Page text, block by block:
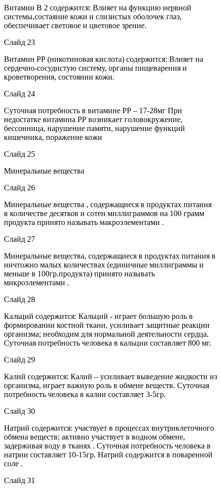
Витамин В 2 содержится: Влияет на функцию нервной
системы,состаяние кожи и слизистых оболочек глаз,
обеспечивает световое и цветовое зрение.
Слайд 23
Витамин РР (никотиновая кислота) содержится: Влияет на
сердечно-сосудистую систему, органы пищеварения и
кроветворения, состоянии кожи.
Слайд 24
Суточная потребность в витамине РР – 17-28мг При
недостатке витамина РР возникает головокружение,
бессонница, нарушение памяти, нарушение функций
кишечника, поражение кожи
Слайд 25
Минеральные вещества
Слайд 26
Минеральные вещества , содержащиеся в продуктах питания
в количестве десятков и сотен миллиграммов на 100 грамм
продукта принято называть макроэлементами .
Слайд 27
Минеральные вещества, содержащиеся в продуктах питания в
ничтожно малых количествах (единичные миллиграммы и
меньше в 100гр.продукта) принято называть
микроэлементами .
Слайд 28
Кальций содержится: Кальций - играет большую роль в
формировании костной ткани, усиливает защитные реакции
организма; необходим для нормальной деятельности сердца.
Суточная потребность человека в кальции составляет 800 мг.
Слайд 29
Калий содержится: Калий – усиливает выведение жидкости из
организма, играет важную роль в обмене веществ. Суточная
потребность человека в калии составляет 3-5гр.
Слайд 30
Натрий содержится: участвует в процессах внутриклеточного
обмена веществ; активно участвует в водном обмене,
задерживая воду в тканях . Суточная потребность человека в
натрии составляет 10-15гр. Натрий содержится в поваренной
соле .
Слайд 31